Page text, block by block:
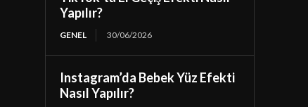
Yapılır?
GENEL 30/06/2026
Instagram’da Bebek Yüz Efekti
Nasıl Yapılır?